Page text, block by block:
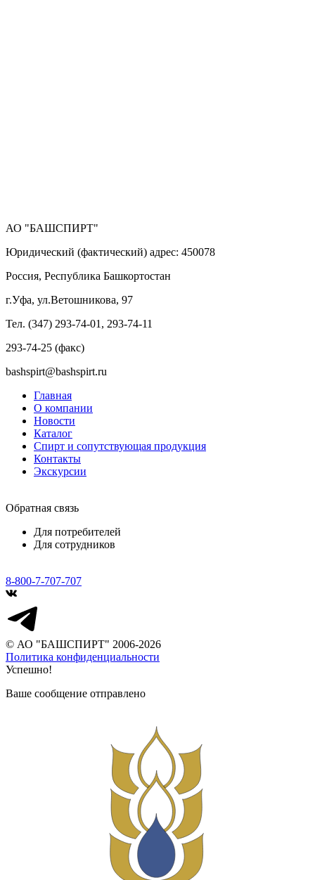
АО "БАШСПИРТ"
Юридический (фактический) адрес: 450078
Россия, Республика Башкортостан
г.Уфа, ул.Ветошникова, 97
Тел. (347) 293-74-01, 293-74-11
293-74-25 (факс)
bashspirt@bashspirt.ru
Главная
О компании
Новости
Каталог
Спирт и сопутствующая продукция
Контакты
Экскурсии
Обратная связь
Для потребителей
Для сотрудников
8-800-7-707-707
© АО "БАШСПИРТ" 2006-2026
Политика конфиденциальности
Успешно!
Ваше сообщение отправлено